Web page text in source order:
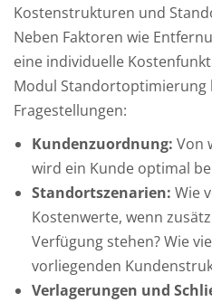
Kostenstrukturen und
Neben Faktoren wie
eine individuelle
Modul
Fragestellungen:
Kundenzuordnung: Von
wird ein Kunde optimal
Standortszenarien: Wie
Kostenwerte, wenn
Verfügung stehen? Wie
vorliegenden
Verlagerungen und